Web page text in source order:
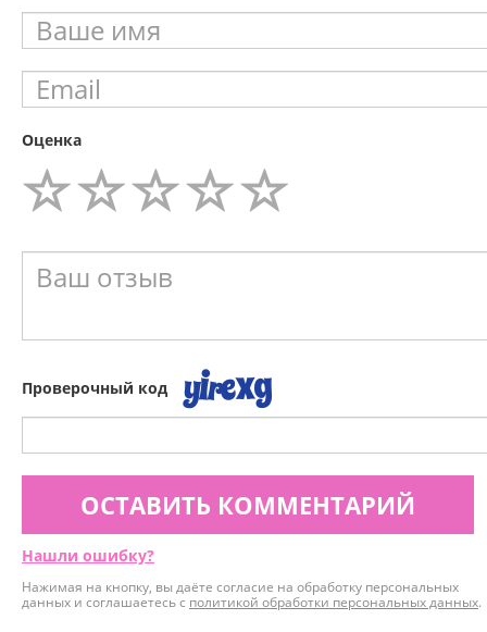
Оценка
Проверочный код
ОСТАВИТЬ КОММЕНТАРИЙ
Нашли ошибку?
Нажимая на кнопку, вы даёте согласие на обработку персональных
данных и соглашаетесь с политикой обработки персональных данных.